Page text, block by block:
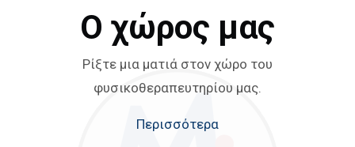
Ο χώρος μας
Ρίξτε μια ματιά στον χώρο του
φυσικοθεραπευτηρίου μας.
Περισσότερα